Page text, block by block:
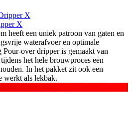
X
heeft een uniek patroon van gaten en
waterafvoer en optimale
over dripper is gemaakt van
het hele brouwproces een
In het pakket zit ook een
werkt als lekbak.